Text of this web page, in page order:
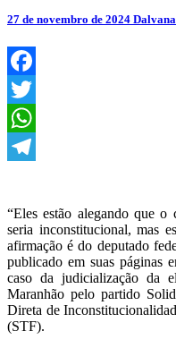
que
no
STF
a
eleição
da
Alema
não
27 de novembro de 2024
Facebook
Twitter
WhatsApp
“Eles estão alegando que o
seria inconstitucional, mas
afirmação é do deputado
publicado em suas páginas
caso da judicialização da
Maranhão pelo partido
Direta de
(STF).